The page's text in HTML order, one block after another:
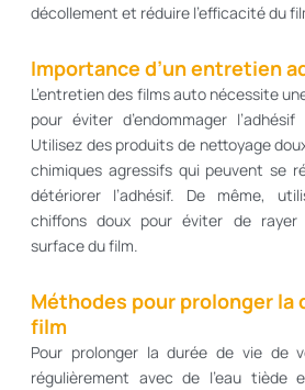
décollement et réduire l’efficacité du
Importance d’un entretien
L’entretien des films auto nécessite
pour éviter d’endommager
Utilisez des produits de nettoyage
chimiques agressifs qui peuvent se
détériorer l’adhésif. De même,
chiffons doux pour éviter de rayer
surface du film.
Méthodes pour prolonger la
film
Pour prolonger la durée de vie de
régulièrement avec de l’eau tiède